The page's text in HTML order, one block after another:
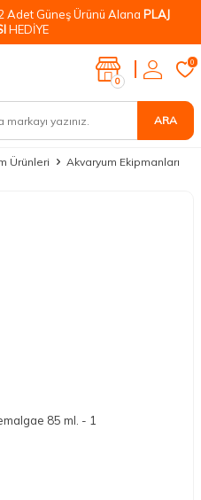
Adet Güneş Ürünü Alana PLAJ
HEDİYE
ARA
0
0
Ürünleri
Akvaryum Ekipmanları